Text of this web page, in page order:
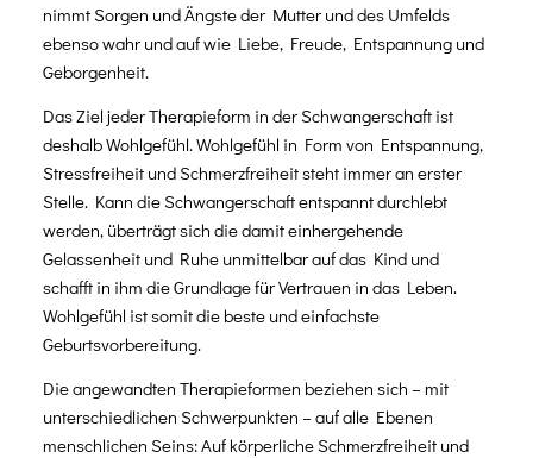
nimmt Sorgen und Ängste der Mutter und des Umfelds
ebenso wahr und auf wie Liebe, Freude, Entspannung und
Geborgenheit.
Das Ziel jeder Therapieform in der Schwangerschaft ist
deshalb Wohlgefühl. Wohlgefühl in Form von Entspannung,
Stressfreiheit und Schmerzfreiheit steht immer an erster
Stelle. Kann die Schwangerschaft entspannt durchlebt
werden, überträgt sich die damit einhergehende
Gelassenheit und Ruhe unmittelbar auf das Kind und
schafft in ihm die Grundlage für Vertrauen in das Leben.
Wohlgefühl ist somit die beste und einfachste
Geburtsvorbereitung.
Die angewandten Therapieformen beziehen sich – mit
unterschiedlichen Schwerpunkten – auf alle Ebenen
menschlichen Seins: Auf körperliche Schmerzfreiheit und